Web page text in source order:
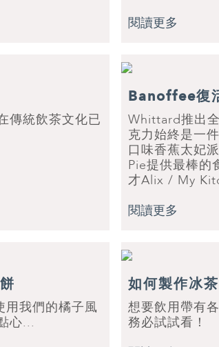
閱讀更多
傳統飲茶文化已
Banoffee復
Whittard推出
克力始終是一
口味香蕉太妃
Pie提供最棒的
才Alix / My
閱讀更多
用我們的橘子風
心...
如何製作冰茶
想要飲用帶有
務必試試看！